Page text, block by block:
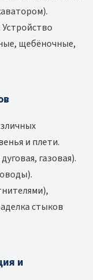
щебёночные,
и плети.
газовая).
стыков
и